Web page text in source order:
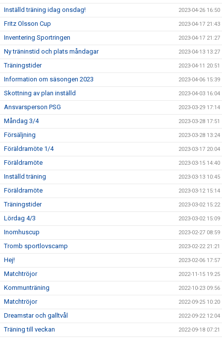
Inställd träning idag onsdag! 2023-04-26 16:50
Fritz Olsson Cup 2023-04-17 21:43
Inventering Sportringen 2023-04-17 21:27
Ny träninstid och plats måndagar 2023-04-13 13:27
Träningstider 2023-04-11 20:51
Information om säsongen 2023 2023-04-06 15:39
Skottning av plan inställd 2023-04-03 16:04
Ansvarsperson PSG 2023-03-29 17:14
Måndag 3/4 2023-03-28 17:51
Försäljning 2023-03-28 13:24
Föräldramöte 1/4 2023-03-17 20:04
Föräldramöte 2023-03-15 14:40
Inställd träning 2023-03-13 10:45
Föräldramöte 2023-03-12 15:14
Träningstider 2023-03-02 15:22
Lördag 4/3 2023-03-02 15:09
Inomhuscup 2023-02-27 08:59
Tromb sportlovscamp 2023-02-22 21:21
Hej! 2023-02-06 17:57
Matchtröjor 2022-11-15 19:25
Kommunträning 2022-10-23 09:56
Matchtröjor 2022-09-25 10:20
Dreamstar och galltvål 2022-09-22 12:04
Träning till veckan 2022-09-18 07:21